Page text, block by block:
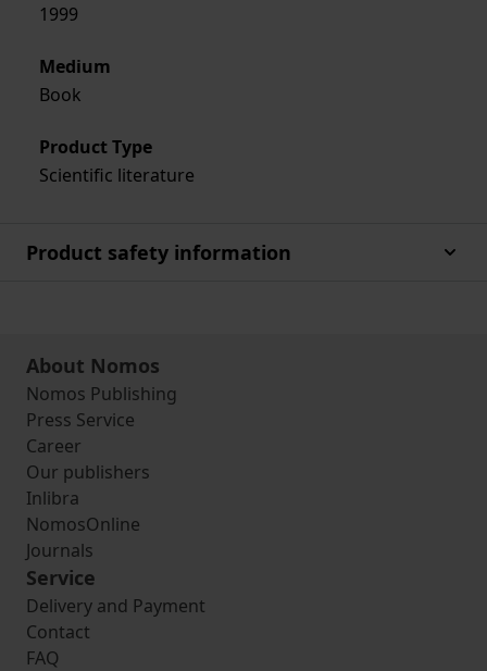
1999
Medium
Book
Product Type
Scientific literature
Product safety information
About Nomos
Nomos Publishing
Press Service
Career
Our publishers
Inlibra
NomosOnline
Journals
Service
Delivery and Payment
Contact
FAQ